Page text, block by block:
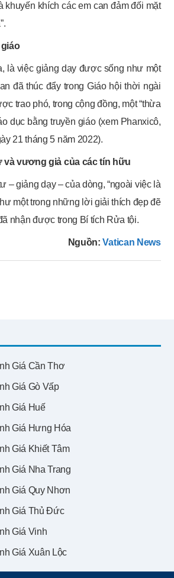
khích các em can đảm đối mặt
là việc giảng dạy được sống như một
đã thúc đẩy trong Giáo hội thời ngài
trao phó, trong cộng đồng, một “thừa
dục bằng truyền giáo (xem Phanxicô,
21 tháng 5 năm 2022).
vương giả của các tín hữu
giảng dạy – của dòng, “ngoài việc là
một trong những lời giải thích đẹp đẽ
nhận được trong Bí tích Rửa tội.
Nguồn:Vatican News
Giá Cần Thơ
Giá Gò Vấp
Giá Huế
Giá Hưng Hóa
Giá Khiết Tâm
Giá Nha Trang
Giá Quy Nhơn
Giá Thủ Đức
Giá Vinh
Giá Xuân Lộc